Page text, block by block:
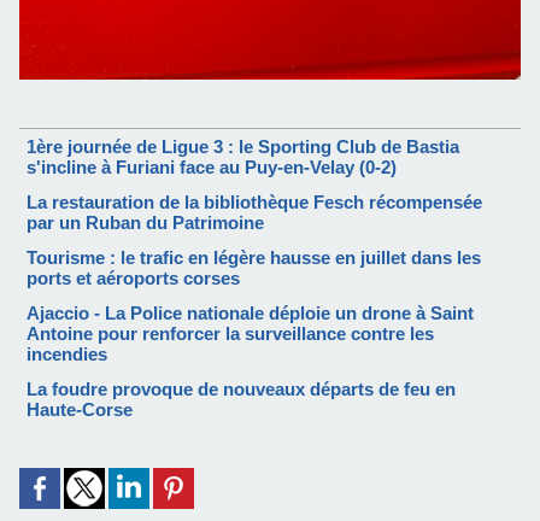
1ère journée de Ligue 3 : le Sporting Club de Bastia
s'incline à Furiani face au Puy-en-Velay (0-2)
La restauration de la bibliothèque Fesch récompensée
par un Ruban du Patrimoine
Tourisme : le trafic en légère hausse en juillet dans les
ports et aéroports corses
Ajaccio - La Police nationale déploie un drone à Saint
Antoine pour renforcer la surveillance contre les
incendies
La foudre provoque de nouveaux départs de feu en
Haute-Corse